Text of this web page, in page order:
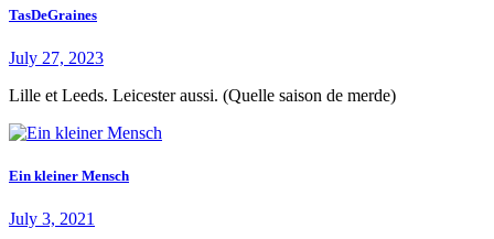
TasDeGraines
July 27, 2023
Lille et Leeds. Leicester aussi. (Quelle saison de merde)
Ein kleiner Mensch
July 3, 2021